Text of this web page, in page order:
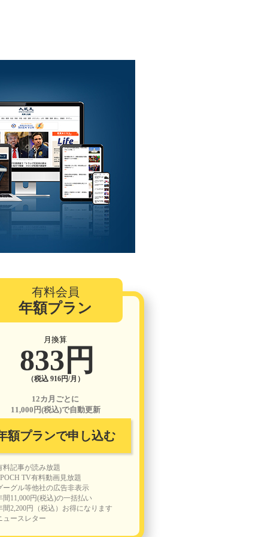
有料会員
年額プラン
月換算
833円
（税込 916円/月）
12カ月ごとに
11,000円(税込)で自動更新
額プランで申し込む
料記事が読み放題
TV有料動画見放題
ーグル等他社の広告非表示
間11,000円(税込)の一括払い
間2,200円（税込）お得になります
ュースレター